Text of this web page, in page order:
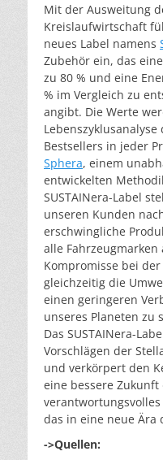
Mit der Ausweitung
Kreislaufwirtschaft
neues Label namens
Zubehör ein, das
zu 80 % und eine
% im Vergleich zu
angibt. Die Werte
Bestsellers in jeder
Sphera, einem
entwickelten
SUSTAINera-Label
unseren Kunden
erschwingliche
alle
Kompromisse bei
gleichzeitig die
einen geringeren
unseres Planeten zu
Das SUSTAINera-
Vorschlägen der
und verkörpert den
eine bessere
das in eine neue
->Quellen: